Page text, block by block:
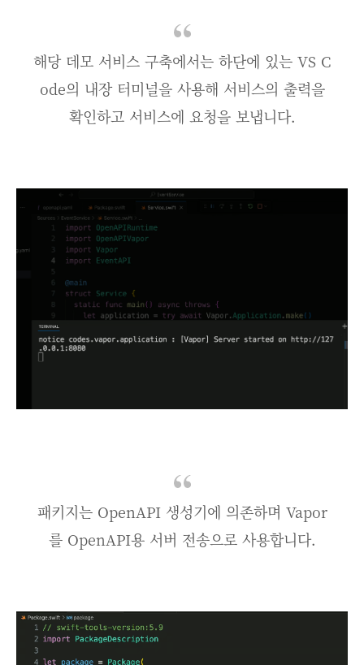
해당 데모 서비스 구축에서는 하단에 있는 VS C
ode의 내장 터미널을 사용해 서비스의 출력을
확인하고 서비스에 요청을 보냅니다.
패키지는 OpenAPI 생성기에 의존하며 Vapor
를 OpenAPI용 서버 전송으로 사용합니다.